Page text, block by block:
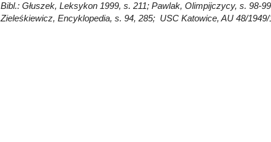
Bibl.: Głuszek, Leksykon 1999, s. 211; Pawlak, Olimpijczycy, s. 98-
Zieleśkiewicz, Encyklopedia, s. 94, 285; USC Katowice, AU 48/